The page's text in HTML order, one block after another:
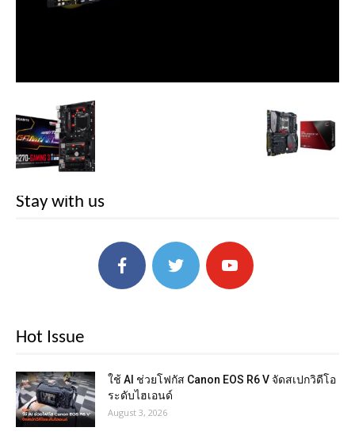
Stay with us
Hot Issue
ใช้ AI ช่วยโฟกัส Canon EOS R6 V จัดสเปกวิดีโอ
ระดับไฮเอนด์
August 3, 2026